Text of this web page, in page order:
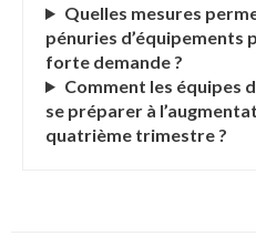
Quelles mesures
pénuries d’équipements
forte demande ?
Comment les équipes
se préparer à
quatrième trimestre ?